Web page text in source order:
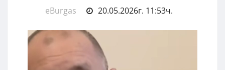
eBurgas 20.05.2026г. 11:53ч.